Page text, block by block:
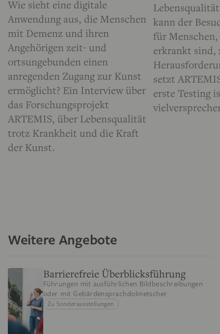
Wie sieht eine digitale
Anwendung aus, die Menschen
mit Demenz und ihren
Angehörigen zeit- und
ortsungebunden einen
anregenden Zugang zur Kunst
ermöglicht? Ein Interview über
das Forschungsprojekt
ARTEMIS, über Lebensqualität
trotz Krankheit und die Kraft
der Kunst.
kann der
für
erkrankt sind,
setzt
erste Testing
Weitere Angebote
Barrierefreie Überblicksführung
Führungen mit ausführlichen Bildbeschreibungen
oder mit Gebärdensprachdolmetscher
Zu Sonderausstellungen